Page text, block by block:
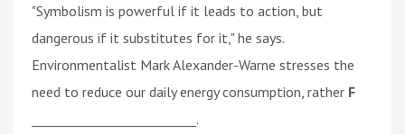
"Symbolism is powerful if it leads to action, but
dangerous if it substitutes for it," he says.
Environmentalist Mark Alexander-Warne stresses the
need to reduce our daily energy consumption, rather F
__________________________.